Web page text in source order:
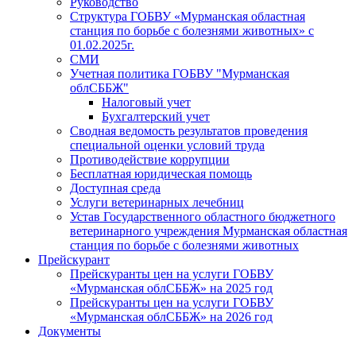
Структура ГОБВУ «Мурманская областная
станция по борьбе с болезнями животных» c
01.02.2025г.
СМИ
Учетная политика ГОБВУ "Мурманская
облСББЖ"
Налоговый учет
Бухгалтерский учет
Сводная ведомость результатов проведения
специальной оценки условий труда
Противодействие коррупции
Бесплатная юридическая помощь
Доступная среда
Услуги ветеринарных лечебниц
Устав Государственного областного бюджетного
ветеринарного учреждения Мурманская областная
станция по борьбе с болезнями животных
Прейскурант
Прейскуранты цен на услуги ГОБВУ
«Мурманская облСББЖ» на 2025 год
Прейскуранты цен на услуги ГОБВУ
«Мурманская облСББЖ» на 2026 год
Документы